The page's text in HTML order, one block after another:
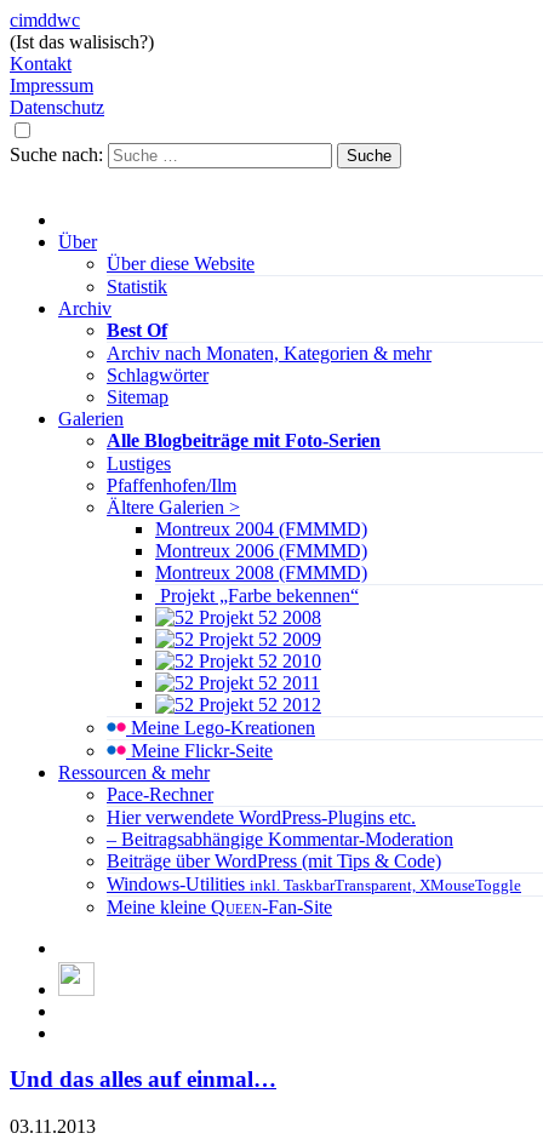
cimddwc
(Ist das walisisch?)
Kontakt
Impressum
Datenschutz
Suche nach:
Über
Über diese Website
Statistik
Archiv
Best Of
Archiv nach Monaten, Kategorien & mehr
Schlagwörter
Sitemap
Galerien
Alle Blogbeiträge mit Foto-Serien
Lustiges
Pfaffenhofen/Ilm
Ältere Galerien >
Montreux 2004 (FMMMD)
Montreux 2006 (FMMMD)
Montreux 2008 (FMMMD)
Projekt „Farbe bekennen“
Projekt 52 2008
Projekt 52 2009
Projekt 52 2010
Projekt 52 2011
Projekt 52 2012
Meine Lego-Kreationen
Meine Flickr-Seite
Ressourcen & mehr
Pace-Rechner
Hier verwendete WordPress-Plugins etc.
– Beitragsabhängige Kommentar-Moderation
Beiträge über WordPress (mit Tips & Code)
Windows-Utilities inkl. TaskbarTransparent, XMouseToggle
Meine kleine Queen-Fan-Site
Und das alles auf einmal…
03.11.2013